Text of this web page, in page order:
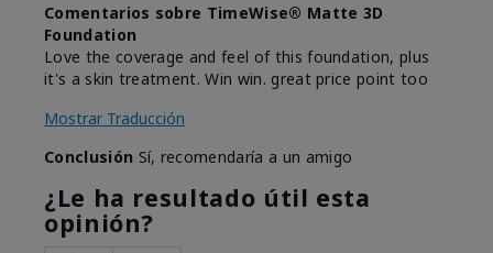
Comentarios sobre TimeWise® Matte 3D
Foundation
Love the coverage and feel of this foundation, plus
it's a skin treatment. Win win. great price point too
Mostrar Traducción
Conclusión Sí, recomendaría a un amigo
¿Le ha resultado útil esta
opinión?